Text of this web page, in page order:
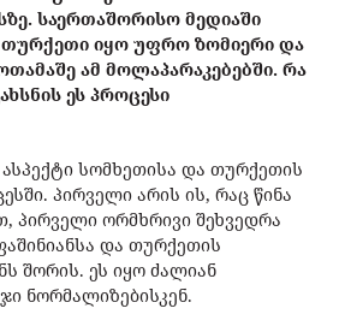
საერთაშორისო მედიაში
იყო უფრო ზომიერი და
ამ მოლაპარაკებებში. რა
ეს პროცესი
სომხეთისა და თურქეთის
პირველი არის ის, რაც წინა
პირველი ორმხრივი შეხვედრა
და თურქეთის
შორის. ეს იყო ძალიან
ნორმალიზებისკენ.